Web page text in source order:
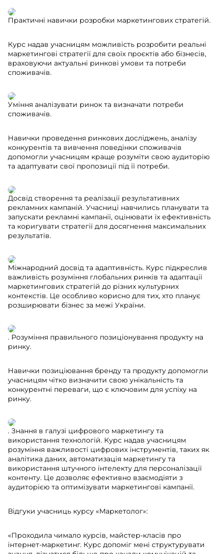
Практичні навички розробки маркетингових стратегій.
Курс надав учасницям можливість розробити реальні
маркетингові стратегії для своїх проєктів або бізнесів,
враховуючи актуальні ринкові умови та потреби
споживачів. ​
Уміння аналізувати ринок та визначати потреби
споживачів.
Навички проведення ринкових досліджень, аналізу
конкурентів та вивчення поведінки споживачів
допомогли учасницям краще розуміти свою аудиторію
та адаптувати свої пропозиції під її потреби.
Досвід створення та реалізації результативних
рекламних кампаній. Учасниці навчились планувати та
запускати рекламні кампанії, оцінювати їх ефективність
та коригувати стратегії для досягнення максимальних
результатів.
Міжнародний досвід та адаптивність. Курс підкреслив
важливість розуміння глобальних ринків та адаптації
маркетингових стратегій до різних культурних
контекстів. Це особливо корисно для тих, хто планує
розширювати бізнес за межі України.
. Розуміння правильного позиціонування продукту на
ринку.
Навички позиціювання бренду та продукту допомогли
учасницям чітко визначити свою унікальність та
конкурентні переваги, що є ключовим для успіху на
ринку. ​​
. Знання в галузі цифрового маркетингу та
використання технологій. Курс надав учасницям
розуміння важливості цифрових інструментів, таких як
аналітика даних, автоматизація маркетингу та
використання штучного інтелекту для персоналізації
контенту. Це дозволяє ефективно взаємодіяти з
аудиторією та оптимізувати маркетингові кампанії. ​
Відгуки учасниць курсу «Маркетолог»:
«Проходила чимало курсів, майстер-класів про
інтернет-маркетинг. Курс допоміг мені структурувати